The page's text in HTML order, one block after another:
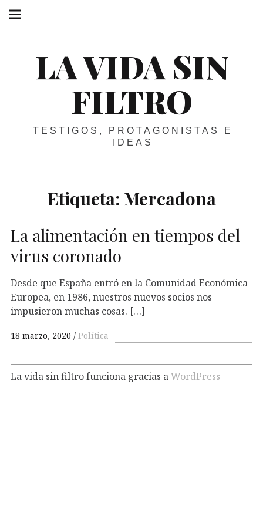
Skip
LA VIDA SIN
FILTRO
TESTIGOS, PROTAGONISTAS E
IDEAS
navigation
Etiqueta: Mercadona
La alimentación en tiempos del
virus coronado
Desde que España entró en la Comunidad Económica
Europea, en 1986, nuestros nuevos socios nos
impusieron muchas cosas. […]
18 marzo, 2020 Política
La vida sin filtro funciona gracias aWordPress